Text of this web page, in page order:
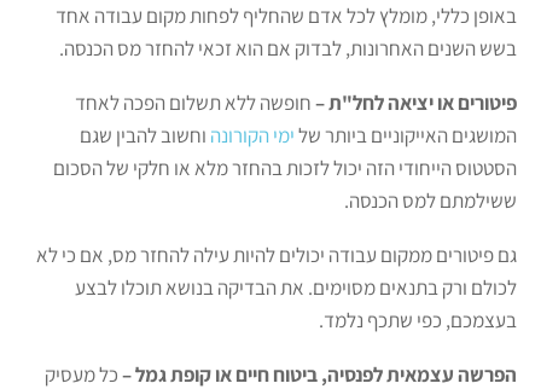
באופן כללי, מומלץ לכל אדם שהחליף לפחות מקום עבודה אחד
בשש השנים האחרונות, לבדוק אם הוא זכאי להחזר מס הכנסה.
פיטורים או יציאה לחל"ת –חופשה ללא תשלום הפכה לאחד
המושגים האייקוניים ביותר שלימי הקורונה וחשוב להבין שגם
הסטטוס הייחודי הזה יכול לזכות בהחזר מלא או חלקי של הסכום
ששילמתם למס הכנסה.
גם פיטורים ממקום עבודה יכולים להיות עילה להחזר מס, אם כי לא
לכולם ורק בתנאים מסוימים. את הבדיקה בנושא תוכלו לבצע
בעצמכם, כפי שתכף נלמד.
הפרשה עצמאית לפנסיה, ביטוח חיים או קופת גמל –כל מעסיק